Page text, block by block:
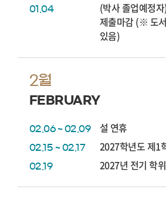
01.04
(박사 졸업예정
제출마감 (※ 도
있음)
2월
FEBRUARY
02.06 ~ 02.09 설 연휴
02.15 ~ 02.17 2027학년도 제1
02.19 2027년 전기 학